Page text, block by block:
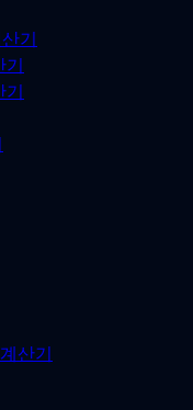
기
기
기
산기